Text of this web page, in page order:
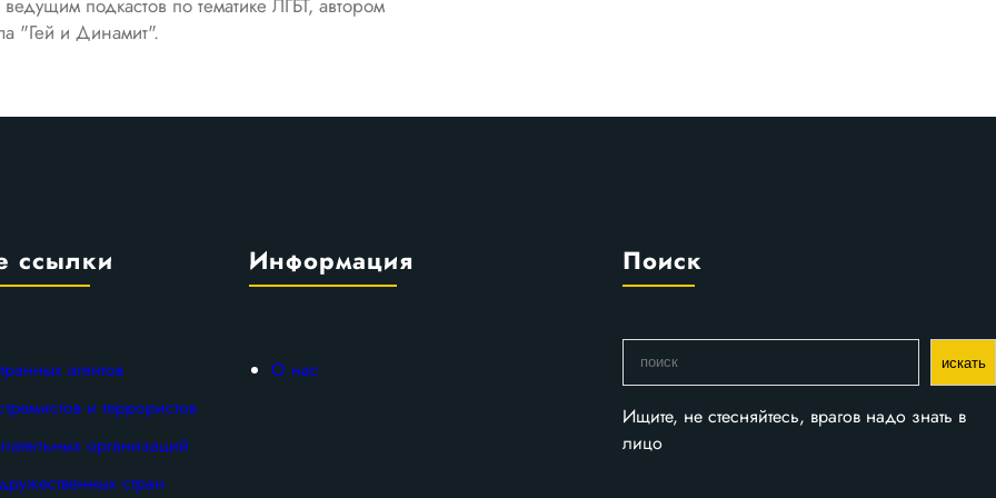
"Гей и Динамит".
ссылки
агентов
и террористов
организаций
стран
Информация
О нас
Поиск
и
с
к
искать
Ищите, не стесняйтесь, врагов надо знать в
лицо